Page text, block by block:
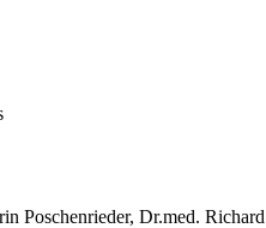
Dr.med.